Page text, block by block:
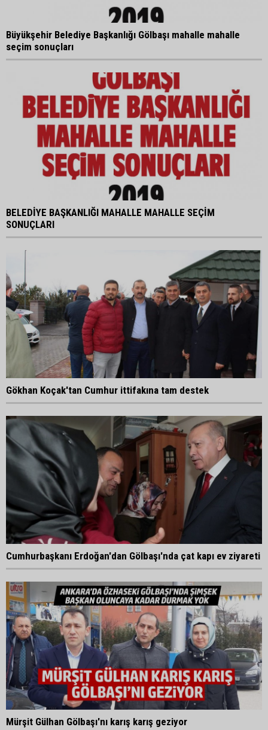
Büyükşehir Belediye Başkanlığı Gölbaşı mahalle mahalle
seçim sonuçları
BELEDİYE BAŞKANLIĞI MAHALLE MAHALLE SEÇİM
SONUÇLARI
Gökhan Koçak'tan Cumhur ittifakına tam destek
Cumhurbaşkanı Erdoğan'dan Gölbaşı'nda çat kapı ev ziyareti
Mürşit Gülhan Gölbaşı'nı karış karış geziyor